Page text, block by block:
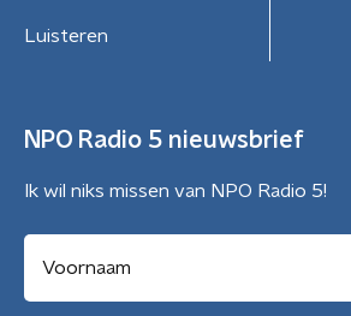
Luisteren
NPO Radio 5 nieuwsbrief
Ik wil niks missen van NPO Radio 5!